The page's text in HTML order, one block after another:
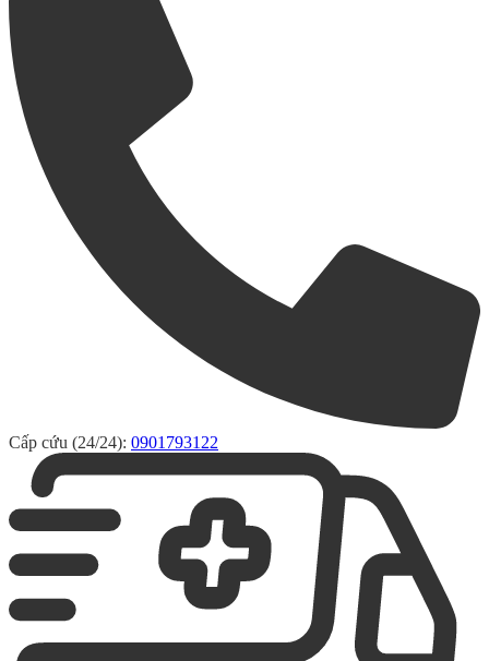
Cấp cứu (24/24): 0901793122